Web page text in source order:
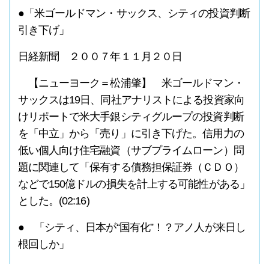
●「米ゴールドマン・サックス、シティの投資判断
引き下げ」
日経新聞 ２００７年１１月２０日
【ニューヨーク＝松浦肇】 米ゴールドマン・
サックスは19日、同社アナリストによる投資家向
けリポートで米大手銀シティグループの投資判断
を「中立」から「売り」に引き下げた。信用力の
低い個人向け住宅融資（サブプライムローン）問
題に関連して「保有する債務担保証券（ＣＤＯ）
などで150億ドルの損失を計上する可能性がある」
とした。(02:16)
● 「シティ、日本が“国有化”！？アノ人が来日し
根回しか」